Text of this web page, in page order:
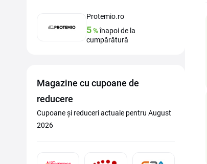
Protemio.ro
5%înapoi de la
cumpărătură
Magazine cu cupoane de
reducere
Cupoane și reduceri actuale pentru August
2026